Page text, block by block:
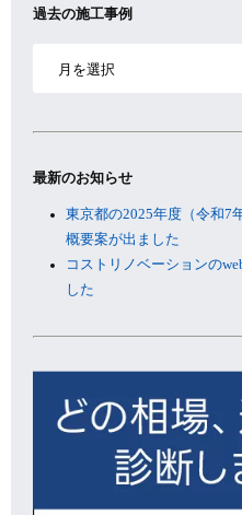
過去の施工事例
最新のお知らせ
東京都の2025年度（令和7
概要案が出ました
コストリノベーションの
した